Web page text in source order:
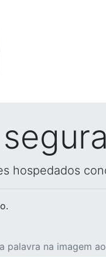
hospedados
palavra na imagem